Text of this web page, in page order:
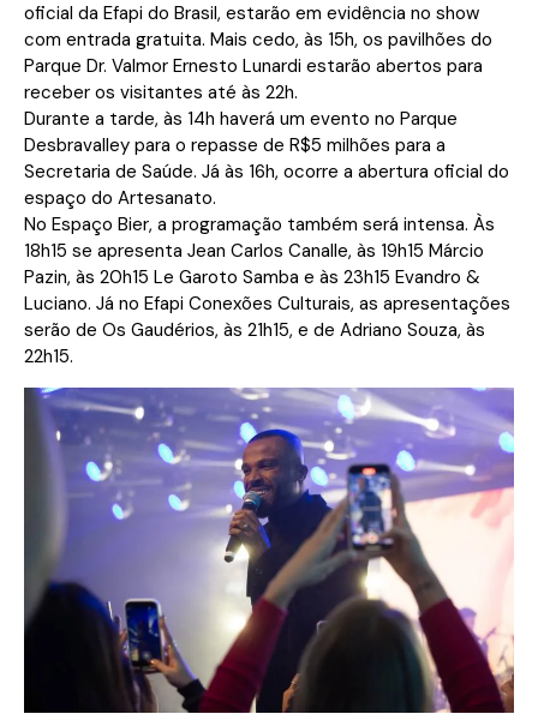
oficial da Efapi do Brasil, estarão em evidência no show
com entrada gratuita. Mais cedo, às 15h, os pavilhões do
Parque Dr. Valmor Ernesto Lunardi estarão abertos para
receber os visitantes até às 22h.
Durante a tarde, às 14h haverá um evento no Parque
Desbravalley para o repasse de R$5 milhões para a
Secretaria de Saúde. Já às 16h, ocorre a abertura oficial do
espaço do Artesanato.
No Espaço Bier, a programação também será intensa. Às
18h15 se apresenta Jean Carlos Canalle, às 19h15 Márcio
Pazin, às 20h15 Le Garoto Samba e às 23h15 Evandro &
Luciano. Já no Efapi Conexões Culturais, as apresentações
serão de Os Gaudérios, às 21h15, e de Adriano Souza, às
22h15.